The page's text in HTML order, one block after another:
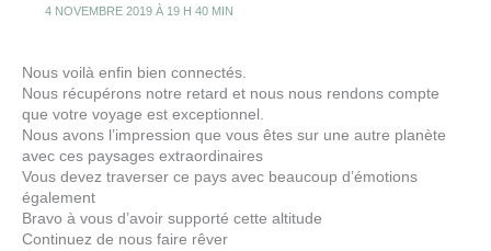
4 NOVEMBRE 2019 À 19 H 40 MIN
Nous voilà enfin bien connectés.
Nous récupérons notre retard et nous nous rendons compte
que votre voyage est exceptionnel.
Nous avons l’impression que vous êtes sur une autre planète
avec ces paysages extraordinaires
Vous devez traverser ce pays avec beaucoup d’émotions
également
Bravo à vous d’avoir supporté cette altitude
Continuez de nous faire rêver